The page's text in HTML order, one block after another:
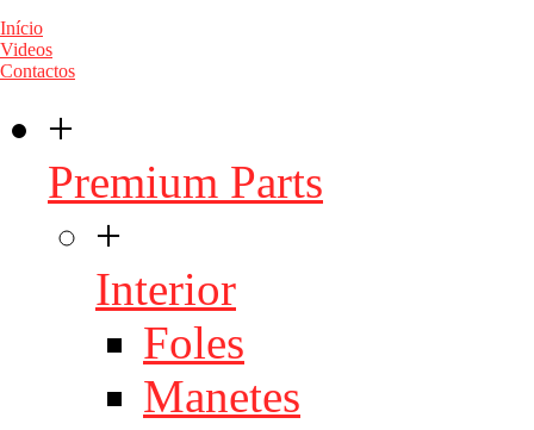
Início
Videos
Contactos
+
Premium Parts
+
Interior
Foles
Manetes